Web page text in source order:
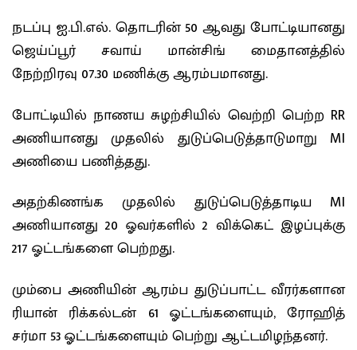
நடப்பு ஐ.பி.எல். தொடரின் 50 ஆவது போட்டியானது
ஜெய்ப்பூர் சவாய் மான்சிங் மைதானத்தில்
நேற்றிரவு 07.30 மணிக்கு ஆரம்பமானது.
போட்டியில் நாணய சுழற்சியில் வெற்றி பெற்ற RR
அணியானது முதலில் துடுப்பெடுத்தாடுமாறு MI
அணியை பணித்தது.
அதற்கிணங்க முதலில் துடுப்பெடுத்தாடிய MI
அணியானது 20 ஓவர்களில் 2 விக்கெட் இழப்புக்கு
217 ஓட்டங்களை பெற்றது.
மும்பை அணியின் ஆரம்ப துடுப்பாட்ட வீரர்களான
ரியான் ரிக்கல்டன் 61 ஓட்டங்களையும், ரோஹித்
சர்மா 53 ஓட்டங்களையும் பெற்று ஆட்டமிழந்தனர்.